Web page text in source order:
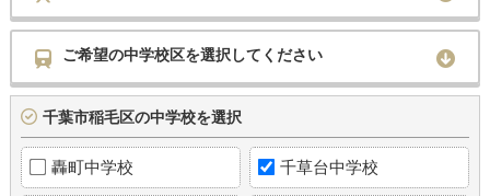
ご希望の中学校区を選択してください
千葉市稲毛区の中学校を選択
轟町中学校 千草台中学校